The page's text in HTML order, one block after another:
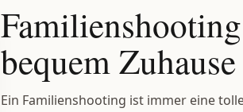
Familienshooting
bequem Zuhause
Ein Familienshooting ist immer eine